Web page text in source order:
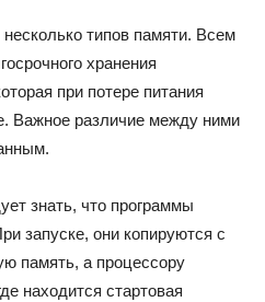
типов памяти. Всем
хранения
при потере питания
Важное различие между ними
знать, что программы
запуске, они копируются с
память, а процессору
находится стартовая